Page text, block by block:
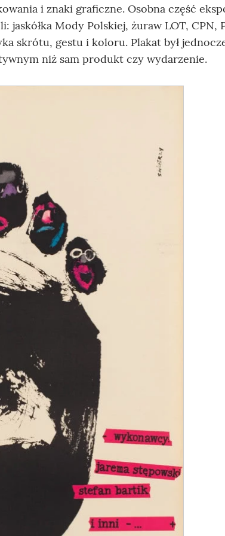
i znaki graficzne. Osobna część
Mody Polskiej, żuraw LOT, CPN,
skrótu, gestu i koloru. Plakat był
niż sam produkt czy wydarzenie.